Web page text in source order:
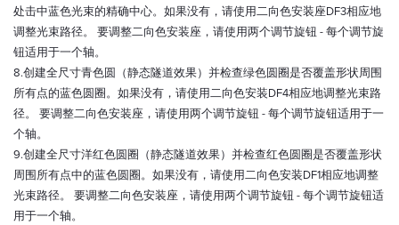
处击中蓝色光束的精确中心。如果没有，请使用二向色安装座DF3相应地
调整光束路径。 要调整二向色安装座，请使用两个调节旋钮 - 每个调节旋
钮适用于一个轴。
8.创建全尺寸青色圆（静态隧道效果）并检查绿色圆圈是否覆盖形状周围
所有点的蓝色圆圈。如果没有，请使用二向色安装DF4相应地调整光束路
径。 要调整二向色安装座，请使用两个调节旋钮 - 每个调节旋钮适用于一
个轴。
9.创建全尺寸洋红色圆圈（静态隧道效果）并检查红色圆圈是否覆盖形状
周围所有点中的蓝色圆圈。如果没有，请使用二向色安装DF1相应地调整
光束路径。 要调整二向色安装座，请使用两个调节旋钮 - 每个调节旋钮适
用于一个轴。